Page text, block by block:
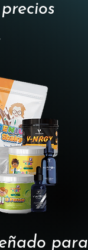
para